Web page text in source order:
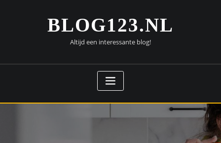
BLOG123.NL
Altijd een interessante blog!